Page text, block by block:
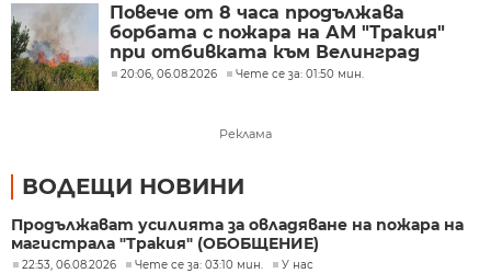
Повече от 8 часа продължава
борбата с пожара на АМ "Тракия"
при отбивката към Велинград
20:06, 06.08.2026 Чете се за: 01:50 мин.
Реклама
ВОДЕЩИ НОВИНИ
Продължават усилията за овладяване на пожара на
магистрала "Тракия" (ОБОБЩЕНИЕ)
22:53, 06.08.2026 Чете се за: 03:10 мин. У нас